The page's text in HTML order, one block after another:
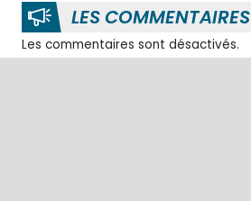
LES COMMENTAIRES
Les commentaires sont désactivés.